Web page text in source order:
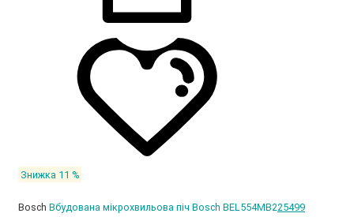
Знижка 11 %
Bosch Вбудована мікрохвильова піч Bosch BEL554MB225499